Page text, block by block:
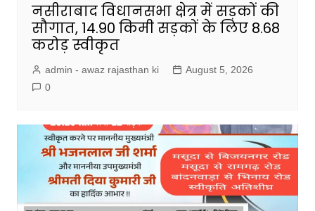
नसीराबाद विधानसभा क्षेत्र में सड़कों की
सौगात, 14.90 किमी सड़कों के लिए 8.68
करोड़ स्वीकृत
admin - awaz rajasthan ki
August 5, 2026
0